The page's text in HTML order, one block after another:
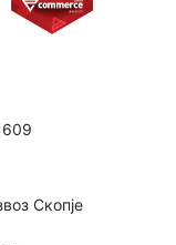
Скопје